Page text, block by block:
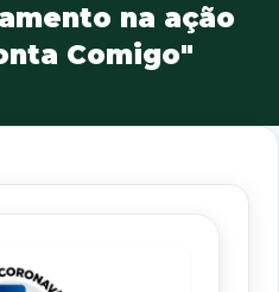
na ação
Comigo"